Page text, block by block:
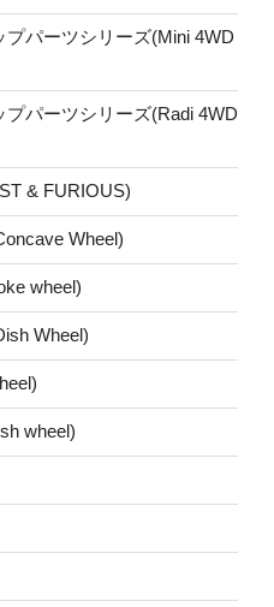
パーツシリーズ(Mini 4WD
パーツシリーズ(Radi 4WD
& FURIOUS)
Wheel)
wheel)
Wheel)
wheel)